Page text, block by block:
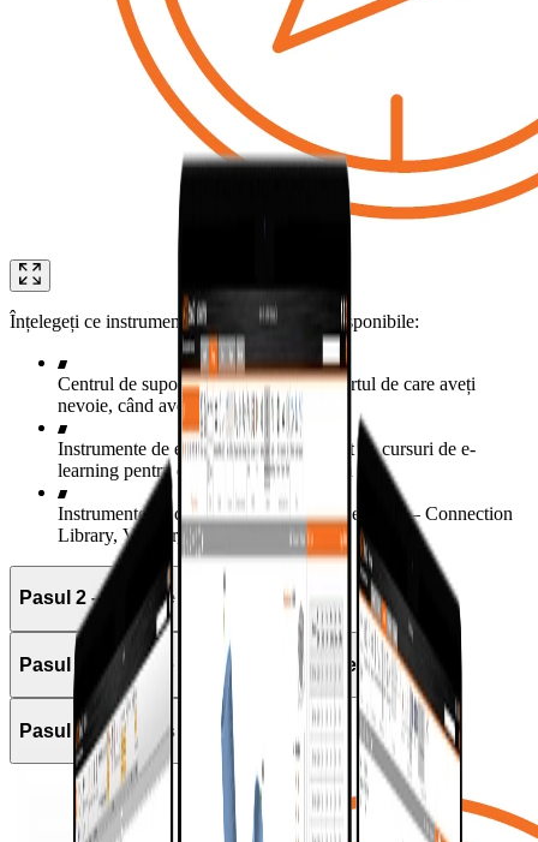
Înțelegeți ce instrumente și resurse vă sunt disponibile:
Centrul de suport – Cum să găsiți suportul de care aveți
nevoie, când aveți nevoie de el
Instrumente de e-learning - Set complet de cursuri de e-
learning pentru educație în ritm propriu
Instrumente de cooperare și eficiență a echipei – Connection
Library, Viewer, User Portal
Pasul 2 – Plan de integrare
Pasul 3 – Analize executive periodice
Pasul 4 – Succes viitor proactiv